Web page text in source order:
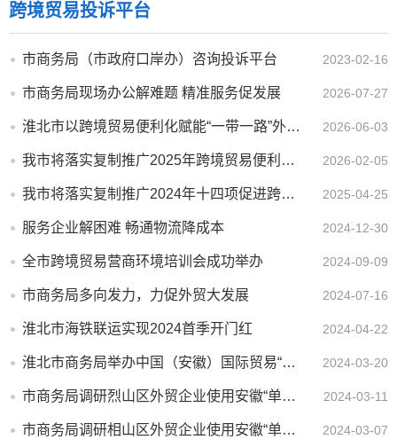
跨境贸易投诉平台
市商务局（市政府口岸办）咨询投诉平台 2023-02-16
市商务局现场办公解难题 精准服务促发展 2026-07-27
淮北市以跨境贸易便利化赋能“一带一路”外贸跃升 2026-06-03
我市将落实复制推广2025年跨境贸易便利化专项行动政策措施 2026-02-05
我市将落实复制推广2024年十四项促进跨境贸易便利化专项行动改革措施 2025-04-25
服务企业解困难 畅通物流降成本 2024-12-30
全市跨境贸易营商环境培训会成功举办 2024-09-09
市商务局多向发力，力促外贸大发展 2024-07-16
淮北市海铁联运实现2024首季开门红 2024-04-22
淮北市商务局举办中国（安徽）国际贸易“单一窗口”业务培训会 2024-03-20
市商务局调研烈山区外贸企业使用安徽“单一窗口”办理业务情况 2024-03-11
市商务局调研相山区外贸企业使用安徽“单一窗口”开展业务情况 2024-03-07